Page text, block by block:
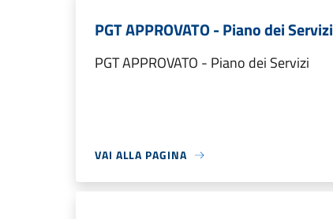
PGT APPROVATO - Piano dei Servizi
PGT APPROVATO - Piano dei Servizi
VAI ALLA PAGINA